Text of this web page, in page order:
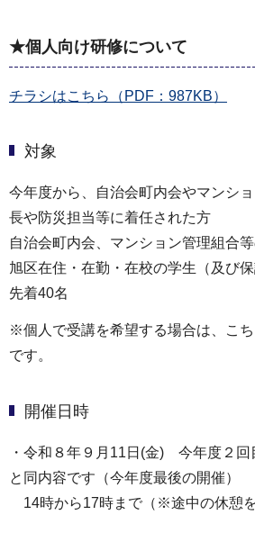
★個人向け研修について
チラシはこちら（PDF：987KB）
対象
今年度から、自治会町内会やマンシ
長や防災担当等に着任された方
自治会町内会、マンション管理組合
旭区在住・在勤・在校の学生（及び保
先着40名
※個人で受講を希望する場合は、こ
です。
開催日時
・令和８年９月11日(金) 今年度２回
と同内容です（今年度最後の開催）
14時から17時まで（※途中の休憩を